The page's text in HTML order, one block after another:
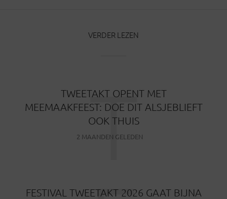
VERDER LEZEN
TWEETAKT OPENT MET
MEEMAAKFEEST: DOE DIT ALSJEBLIEFT
OOK THUIS
2 MAANDEN GELEDEN
T
FESTIVAL TWEETAKT 2026 GAAT BIJNA